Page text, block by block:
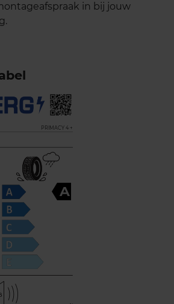
in bij jouw
PRIMACY 4 +
A